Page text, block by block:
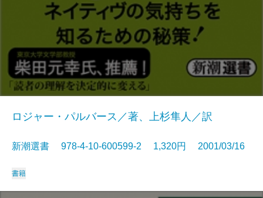
ロジャー・パルバース／著、上杉隼人／訳
新潮選書 978-4-10-600599-2 1,320円 2001/03/16
書籍